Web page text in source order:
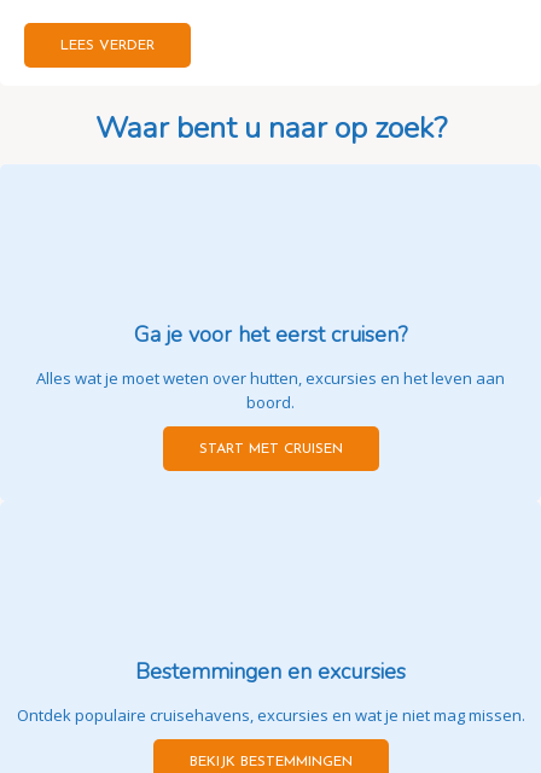
LEES VERDER
Waar bent u naar op zoek?
Ga je voor het eerst cruisen?
Alles wat je moet weten over hutten, excursies en het leven aan
boord.
START MET CRUISEN
Bestemmingen en excursies
Ontdek populaire cruisehavens, excursies en wat je niet mag missen.
BEKIJK BESTEMMINGEN